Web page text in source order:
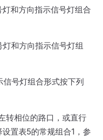
和方向指示信号灯组合
和方向指示信号灯组
号灯组合形式按下列
转相位的路口，或直行
置表5的常规组合1，参